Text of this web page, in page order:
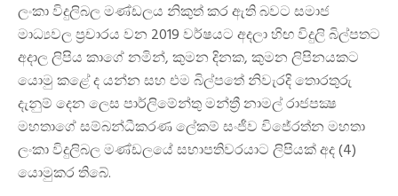
ලංකා විදුලිබල මණ්ඩලය නිකුත් කර ඇති බවට සමාජ
මාධ්‍යවල ප්‍රචාරය වන 2019 වර්ෂයට අදලා හිඟ විදුලි බිල්පතට
අදාල ලිපිය කාගේ නමින්, කුමන දිනක, කුමන ලිපිනයකට
යොමු කළේ ද යන්න සහ එම බිල්පතේ නිවැරදි තොරතුරු
දැනුම් දෙන ලෙස පාර්ලිමේන්තු මන්ත්‍රී නාමල් රාජපක්‍ෂ
මහතාගේ සම්බන්ධීකරණ ලේකම් සංජීව විජේරත්න මහතා
ලංකා විදුලිබල මණ්ඩලයේ සභාපතිවරයාට ලිපියක් අද (4)
යොමුකර තිබේ.